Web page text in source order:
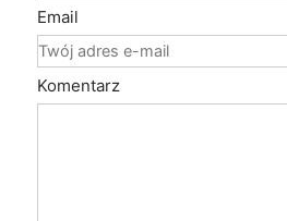
Email
Komentarz